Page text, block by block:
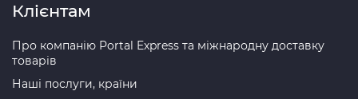
Клієнтам
Про компанію Portal Express та міжнародну доставку
товарів
Наші послуги, країни